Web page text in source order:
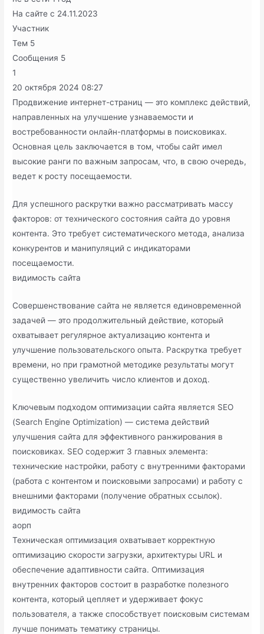
На сайте с 24.11.2023
Участник
Тем 5
Сообщения 5
1
20 октября 2024 08:27
Продвижение интернет-страниц — это комплекс действий,
направленных на улучшение узнаваемости и
востребованности онлайн-платформы в поисковиках.
Основная цель заключается в том, чтобы сайт имел
высокие ранги по важным запросам, что, в свою очередь,
ведет к росту посещаемости.
Для успешного раскрутки важно рассматривать массу
факторов: от технического состояния сайта до уровня
контента. Это требует систематического метода, анализа
конкурентов и манипуляций с индикаторами
посещаемости.
видимость сайта
Совершенствование сайта не является единовременной
задачей — это продолжительный действие, который
охватывает регулярное актуализацию контента и
улучшение пользовательского опыта. Раскрутка требует
времени, но при грамотной методике результаты могут
существенно увеличить число клиентов и доход.
Ключевым подходом оптимизации сайта является SEO
(Search Engine Optimization) — система действий
улучшения сайта для эффективного ранжирования в
поисковиках. SEO содержит 3 главных элемента:
технические настройки, работу с внутренними факторами
(работа с контентом и поисковыми запросами) и работу с
внешними факторами (получение обратных ссылок).
видимость сайта
аорп
Техническая оптимизация охватывает корректную
оптимизацию скорости загрузки, архитектуры URL и
обеспечение адаптивности сайта. Оптимизация
внутренних факторов состоит в разработке полезного
контента, который цепляет и удерживает фокус
пользователя, а также способствует поисковым системам
лучше понимать тематику страницы.